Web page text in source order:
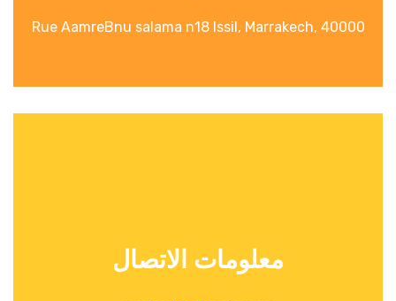
Rue AamreBnu salama n18 Issil, Marrakech, 40000
معلومات الاتصال